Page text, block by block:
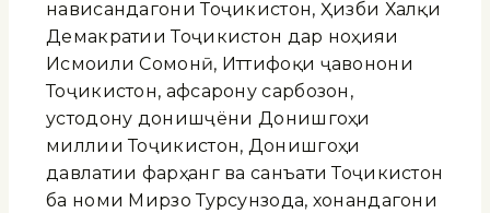
нависандагони Тоҷикистон, Ҳизби Халқи
Демакратии Тоҷикистон дар ноҳияи
Исмоили Сомонӣ, Иттифоқи ҷавонони
Тоҷикистон, афсарону сарбозон,
устодону донишҷӯёни Донишгоҳи
миллии Тоҷикистон, Донишгоҳи
давлатии фарҳанг ва санъати Тоҷикистон
ба номи Мирзо Турсунзода, хонандагони